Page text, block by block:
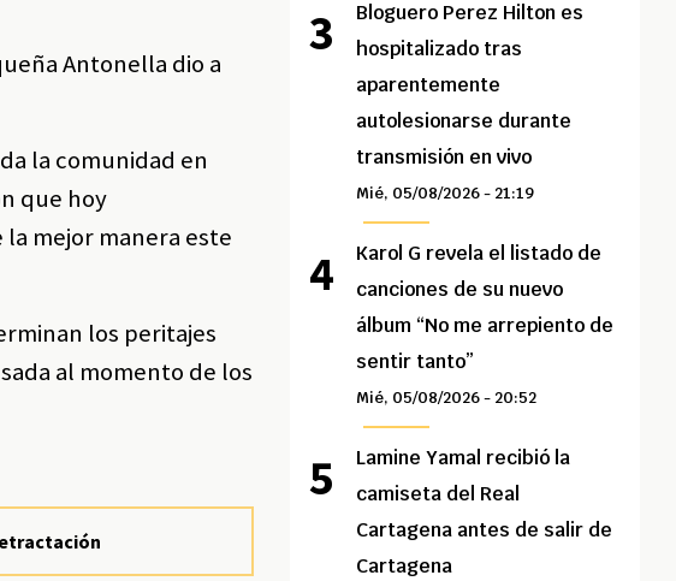
Antonella dio a
la comunidad en
que hoy
mejor manera este
los peritajes
al momento de los
Bloguero Perez Hilton es
hospitalizado tras
aparentemente
autolesionarse durante
transmisión en vivo
Mié, 05/08/2026 - 21:19
Karol G revela el listado de
canciones de su nuevo
álbum “No me arrepiento de
sentir tanto”
Mié, 05/08/2026 - 20:52
Lamine Yamal recibió la
camiseta del Real
Cartagena antes de salir de
Cartagena